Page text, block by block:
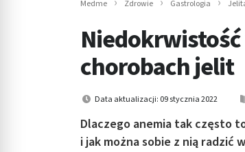
Medme Zdrowie Gastrologia
chorobach jelit
Data aktualizacji: 09 stycznia 2022
Dlaczego anemia tak często
i jak można sobie z nią radzić